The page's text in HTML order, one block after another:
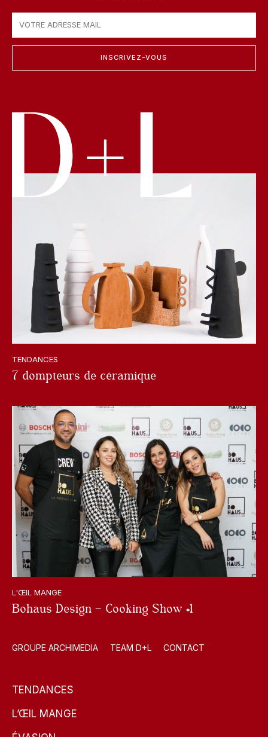
INSCRIVEZ-VOUS
TENDANCES
7 dompteurs de céramique
L'ŒIL MANGE
Bohaus Design – Cooking Show #1
GROUPE ARCHIMEDIA TEAM D+L CONTACT
TENDANCES
L’ŒIL MANGE